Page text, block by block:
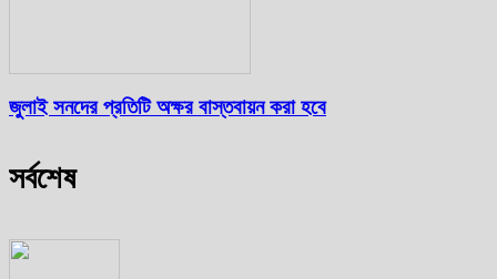
জুলাই সনদের প্রতিটি অক্ষর বাস্তবায়ন করা হবে
সর্বশেষ